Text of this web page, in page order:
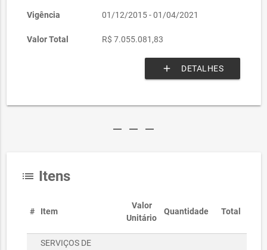
Vigência 01/12/2015 - 01/04/2021
Valor Total R$ 7.055.081,83
add DETALHES
remove remove remove
list Itens
# Item
Valor
Unitário
Quantidade Total
SERVIÇOS DE